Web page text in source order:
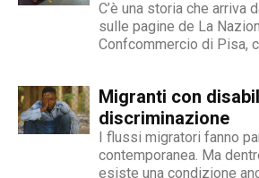
dei temi sociali: si fa portavoce
deboli della società, spinto
curiosità. L’immancabile
checking in campo
redattore del nostro
C’è una storia che arriva
sulle pagine de La
Confcommercio di Pisa,
persone con disabilità in Italia. Una
un padre hanno deciso...
Migranti con
discriminazione
I flussi migratori fanno
contemporanea. Ma
esiste una condizione